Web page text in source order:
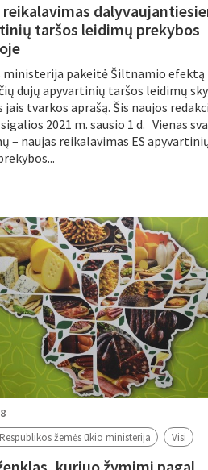
reikalavimas
taršos leidimų prekybos
ministerija pakeitė Šiltnamio efektą
dujų apyvartinių taršos leidimų
jais tvarkos aprašą. Šis naujos
2021 m. sausio 1 d. Vienas
– naujas reikalavimas ES
žemės ūkio ministerija Visi